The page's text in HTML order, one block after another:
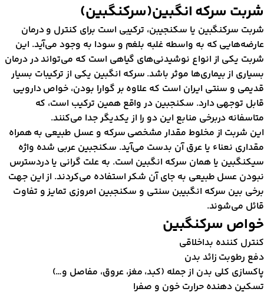
سرکه انگبین(سرکنگبین)
سرکنگبین یا سکنجیبن، ترکیبی است برای کنترل و درمان
که به واسطه غلبه بلغم و سودا به وجود می‌آید. این
یکی از انواع نوشیدنی‌های گیاهی است که می‌تواند در درمان
از بیماری‌ها موثر باشد. سرکه انگبین یکی از ترکیبات بسیار
و سنتی ایران است که علاوه بر گوارا بودن، خواص دارویی
توجهی دارد. سکنجبین در واقع همین ترکیب است، که
دربرخی منابع این دو را از یکدیگر جدا می‌کنند.
شربت از مخلوط مقدار مشخصی سرکه و عسل طبیعی به همراه
نعناء یا عرق آن بدست می‌آید. سکنجبین عربی شده واژه
یا همان سرکه انگبین است. به علت گرانی یا دردسترس
عسل طبیعی به جای آن شکر استفاده می‌کردند. از این جهت
بین سرکه انگبیبن سنتی و سکنجبین امروزی تمایز و تفاوت
می‌شوند.
سرکنگبین
کننده بداخلاقی
رطوبت زائد بدن
کلی بدن از جمله (کبد، مغز، عروق، مفاصل و…)
دهنده حرارت خون و صفرا